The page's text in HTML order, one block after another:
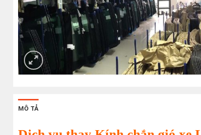
MÔ TẢ